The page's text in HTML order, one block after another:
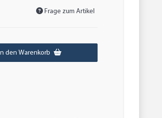
Frage zum Artikel
In den Warenkorb